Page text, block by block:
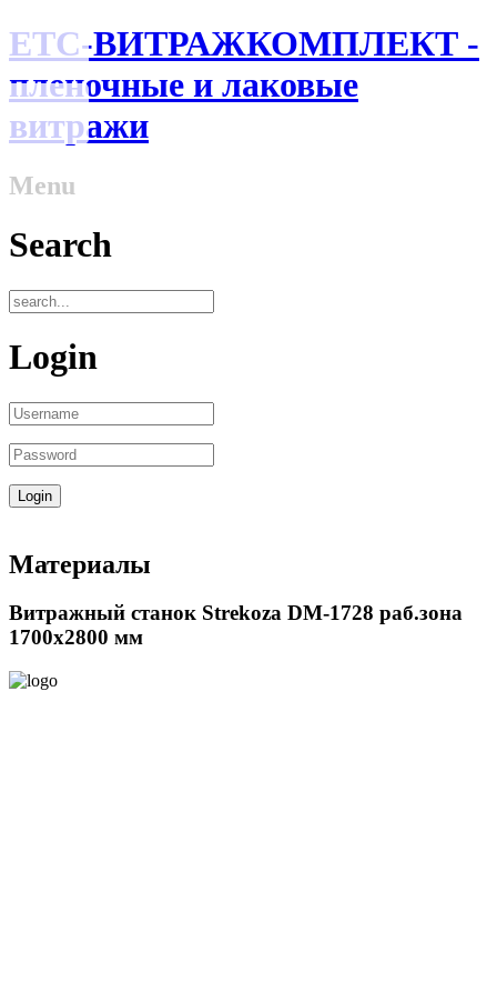
ЕТС-ВИТРАЖКОМПЛЕКТ -
пленочные и лаковые
витражи
Menu
Search
Login
Материалы
Витражный станок Strekoza DM-1728 раб.зона
1700х2800 мм